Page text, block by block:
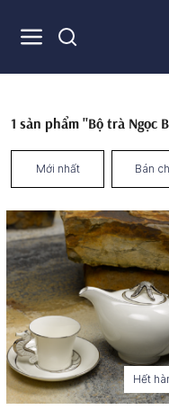
1 sản phẩm "Bộ trà Ngọc
Mới nhất Bán
Hết